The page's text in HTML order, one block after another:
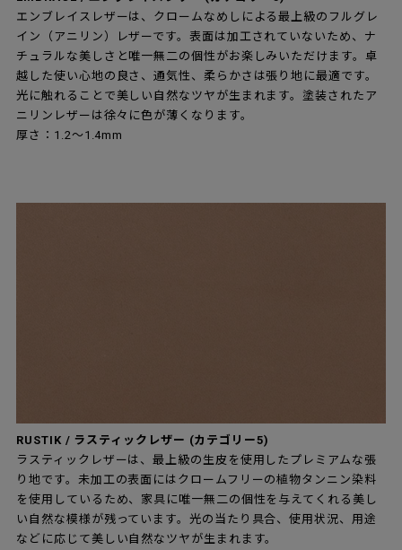
エンブレイスレザーは、クロームなめしによる最上級のフルグレ
イン（アニリン）レザーです。表面は加工されていないため、ナ
チュラルな美しさと唯一無二の個性がお楽しみいただけます。卓
越した使い心地の良さ、通気性、柔らかさは張り地に最適です。
光に触れることで美しい自然なツヤが生まれます。塗装されたア
ニリンレザーは徐々に色が薄くなります。
厚さ：1.2～1.4mm
RUSTIK / ラスティックレザー (カテゴリー5)
ラスティックレザーは、最上級の生皮を使用したプレミアムな張
り地です。未加工の表面にはクロームフリーの植物タンニン染料
を使用しているため、家具に唯一無二の個性を与えてくれる美し
い自然な模様が残っています。光の当たり具合、使用状況、用途
などに応じて美しい自然なツヤが生まれます。